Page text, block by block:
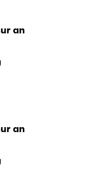
an
an